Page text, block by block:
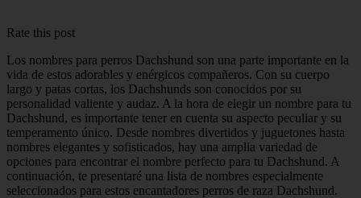
Rate this post
Los nombres para perros Dachshund son una parte importante en la
vida de estos adorables y enérgicos compañeros. Con su cuerpo
largo y patas cortas, los Dachshunds son conocidos por su
personalidad valiente y audaz. A la hora de elegir un nombre para tu
Dachshund, es importante tener en cuenta su aspecto peculiar y su
temperamento único. Desde nombres divertidos y juguetones hasta
nombres elegantes y sofisticados, hay una amplia variedad de
opciones para encontrar el nombre perfecto para tu Dachshund. A
continuación, te presentaré una lista de nombres especialmente
seleccionados para estos encantadores perros de raza Dachshund.